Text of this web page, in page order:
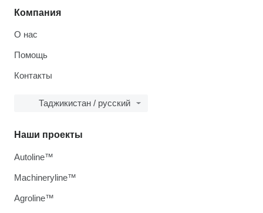
Компания
О нас
Помощь
Контакты
Таджикистан / русский
Наши проекты
Autoline™
Machineryline™
Agroline™